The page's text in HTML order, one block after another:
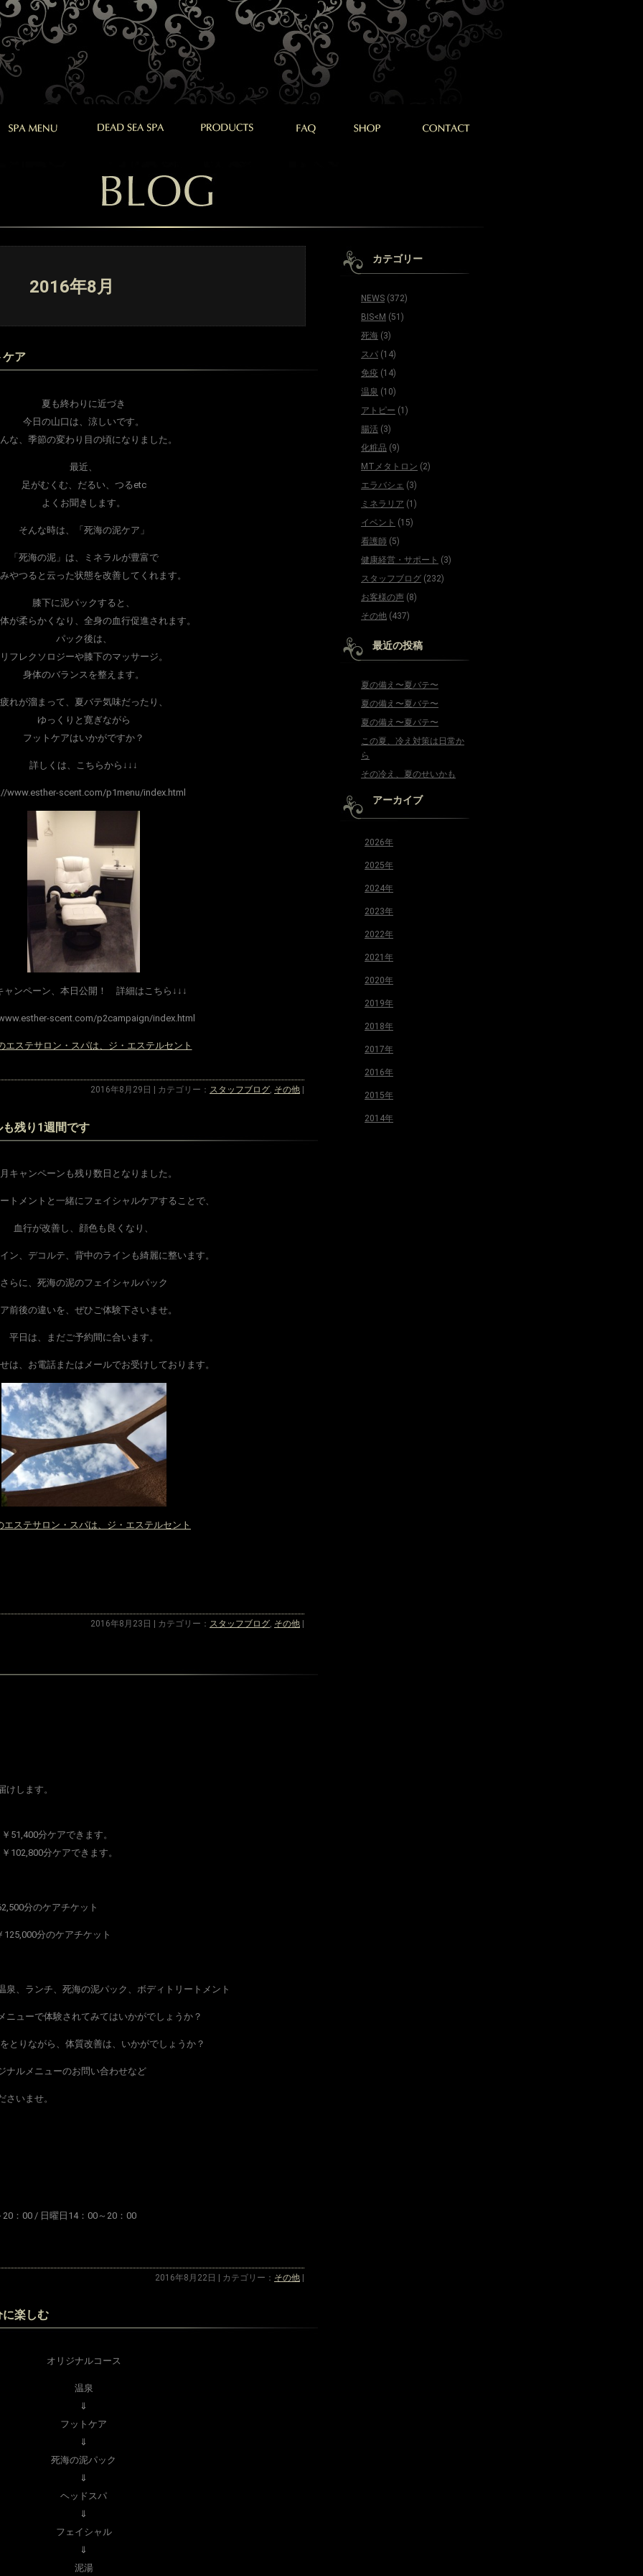
2016年8月
ケア
夏も終わりに近づき
今日の山口は、涼しいです。
な、季節の変わり目の頃になりました。
最近、
足がむくむ、だるい、つるetc
よくお聞きします。
そんな時は、「死海の泥ケア」
「死海の泥」は、ミネラルが豊富で
やつると云った状態を改善してくれます。
膝下に泥パックすると、
が柔らかくなり、全身の血行促進されます。
パック後は、
リフレクソロジーや膝下のマッサージ。
身体のバランスを整えます。
疲れが溜まって、夏バテ気味だったり、
ゆっくりと寛ぎながら
フットケアはいかがですか？
詳しくは、こちらから↓↓↓
www.esther-scent.com/p1menu/index.html
ャンペーン、本日公開！ 詳細はこちら↓↓↓
scent.com/p2campaign/index.html
エステサロン・スパは、ジ・エステルセント
2016年8月29日 | カテゴリー： スタッフブログ, その他
残り1週間です
キャンペーンも残り数日となりました。
トメントと一緒にフェイシャルケアすることで、
血行が改善し、顔色も良くなり、
ン、デコルテ、背中のラインも綺麗に整います。
さらに、死海の泥のフェイシャルパック
前後の違いを、ぜひご体験下さいませ。
平日は、まだご予約間に合います。
は、お電話またはメールでお受けしております。
エステサロン・スパは、ジ・エステルセント
2016年8月23日 | カテゴリー： スタッフブログ, その他
します。
分ケアできます。
分ケアできます。
分のケアチケット
分のケアチケット
泉、ランチ、死海の泥パック、ボディトリートメント
ニューで体験されてみてはいかがでしょうか？
とりながら、体質改善は、いかがでしょうか？
ナルメニューのお問い合わせなど
いませ。
：00 / 日曜日14：00～20：00
2016年8月22日 | カテゴリー： その他 |
楽しむ
オリジナルコース
温泉
⇓
フットケア
⇓
死海の泥パック
⇓
ヘッドスパ
⇓
フェイシャル
⇓
泥湯
カテゴリー
NEWS (372)
BIS<M (51)
死海 (3)
スパ (14)
免疫 (14)
温泉 (10)
アトピー (1)
腸活 (3)
化粧品 (9)
MTメタトロン (2)
エラバシェ (3)
ミネラリア (1)
イベント (15)
看護師 (5)
健康経営・サポート (3)
スタッフブログ (232)
お客様の声 (8)
その他 (437)
最近の投稿
夏の備え〜夏バテ〜
夏の備え〜夏バテ〜
夏の備え〜夏バテ〜
この夏、冷え対策は日常か
ら
その冷え、夏のせいかも
アーカイブ
2026年
2025年
2024年
2023年
2022年
2021年
2020年
2019年
2018年
2017年
2016年
2015年
2014年